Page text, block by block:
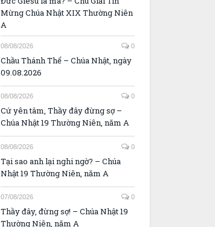
Mừng Chúa Nhật XIX Thường Niên
A
08/08/2026 0
Chầu Thánh Thể – Chúa Nhật, ngày
09.08.2026
08/08/2026 0
Cứ yên tâm, Thầy đây đừng sợ –
Chúa Nhật 19 Thường Niên, năm A
08/08/2026 0
Tại sao anh lại nghi ngờ? – Chúa
Nhật 19 Thường Niên, năm A
07/08/2026 0
Thầy đây, đừng sợ! – Chúa Nhật 19
Thường Niên, năm A